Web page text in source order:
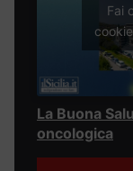
Fai
La Buona
oncologica